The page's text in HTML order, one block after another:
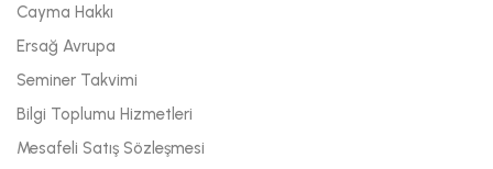
Cayma Hakkı
Ersağ Avrupa
Seminer Takvimi
Bilgi Toplumu Hizmetleri
Mesafeli Satış Sözleşmesi